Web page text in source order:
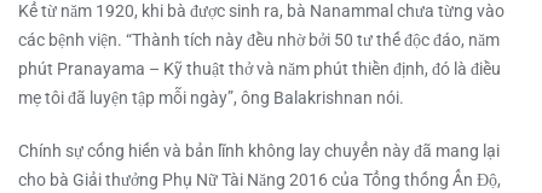
Kể từ năm 1920, khi bà được sinh ra, bà Nanammal chưa từng vào
các bệnh viện. “Thành tích này đều nhờ bởi 50 tư thế độc đáo, năm
phút Pranayama – Kỹ thuật thở và năm phút thiền định, đó là điều
mẹ tôi đã luyện tập mỗi ngày”, ông Balakrishnan nói.
Chính sự cống hiến và bản lĩnh không lay chuyển này đã mang lại
cho bà Giải thưởng Phụ Nữ Tài Năng 2016 của Tổng thống Ấn Độ,